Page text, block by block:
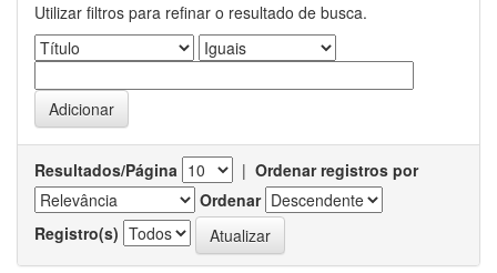
Utilizar filtros para refinar o resultado de busca.
Resultados/Página | Ordenar registros por
Ordenar
Registro(s)